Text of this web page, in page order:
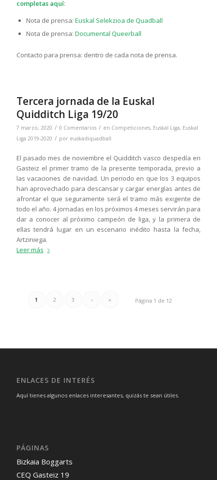
completas aquí:
Nota de prensa: Euskal Selekzioa de Quadball
Nota de prensa: Documental Queerball
Contacto para prensa: dentro de cada nota de prensa.
Tercera jornada de la Euskal
Quidditch Liga 19/20
7 marzo, 2020 / 0 Comentarios / en Competiciones, Euskal Liga, Euskal
Liga 2019-2020 / por euskadiquadball
El pasado mes de noviembre el Quidditch vasco despedía en
Gasteiz el primer tramo de la presente temporada, previo a
las vacaciones de navidad. Un periodo en que los 3 equipos
han aprovechado para descansar y cargar energías antes de
afrontar el que seguramente será el tramo más exigente de
todo el año. 4 jornadas en los próximos 4 meses servirán para
dar a conocer al próximo campeón de liga, y la primera de
ellas tendrá lugar en un escenario inédito hasta la fecha,
Artziniega.
Leer más
Página 1 de 12
1 2 3 › »
ENLACES DE INTERÉS
Aquí tienes algunos enlaces interesantes, quizás te sean útiles.
PÁGINAS
Bizkaia Boggarts
CEQ Gasteiz 19